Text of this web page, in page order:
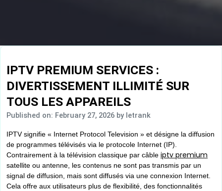
IPTV PREMIUM SERVICES :
DIVERTISSEMENT ILLIMITÉ SUR
TOUS LES APPAREILS
Published on: February 27, 2026 by letrank
IPTV signifie « Internet Protocol Television » et désigne la diffusion
de programmes télévisés via le protocole Internet (IP).
Contrairement à la télévision classique par câble iptv premium
satellite ou antenne, les contenus ne sont pas transmis par un
signal de diffusion, mais sont diffusés via une connexion Internet.
Cela offre aux utilisateurs plus de flexibilité, des fonctionnalités